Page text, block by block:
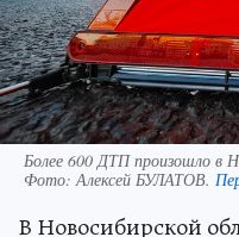
Более 600 ДТП произошло в
Фото: Алексей БУЛАТОВ.
В Новосибирской